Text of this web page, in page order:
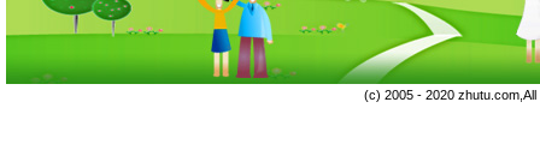
(c) 2005 - 2020